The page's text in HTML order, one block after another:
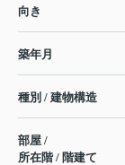
向き
築年月
種別 / 建物構造
部屋 /
所在階 / 階建て